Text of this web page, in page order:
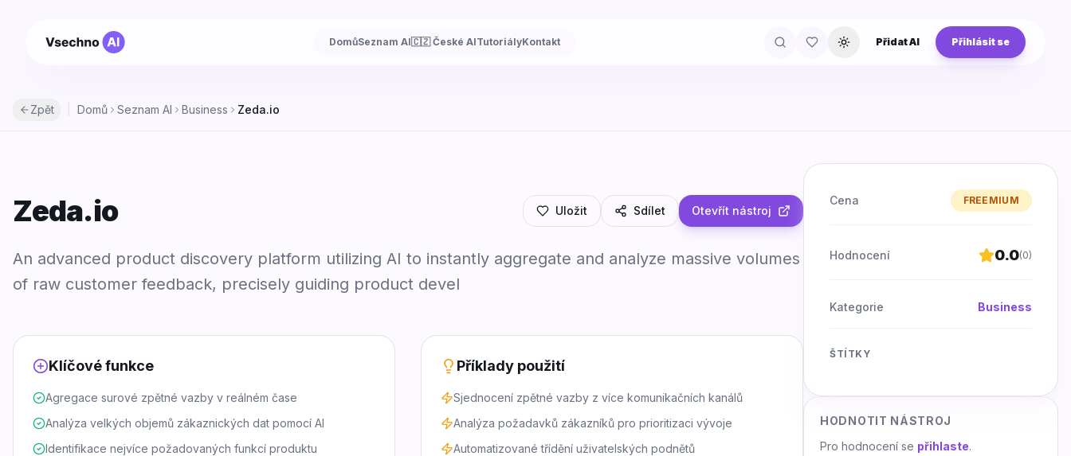
DomůSeznam AI🇨🇿 České AITutoriályKontakt Přepnout téma
Přidat AI Přihlásit se
Zpět Domů Seznam AI Business Zeda.io
Zeda.io Uložit Sdílet Otevřít nástroj
An advanced product discovery platform utilizing AI to instantly aggregate and analyze massive volumes
of raw customer feedback, precisely guiding product devel
Klíčové funkce
Agregace surové zpětné vazby v reálném čase
Analýza velkých objemů zákaznických dat pomocí AI
Identifikace nejvíce požadovaných funkcí produktu
Příklady použití
Sjednocení zpětné vazby z více komunikačních kanálů
Analýza požadavků zákazníků pro prioritizaci vývoje
Automatizované třídění uživatelských podnětů
Cena FREEMIUM
Hodnocení 0.0(0)
Kategorie Business
ŠTÍTKY
HODNOTIT NÁSTROJ
Pro hodnocení se přihlaste.